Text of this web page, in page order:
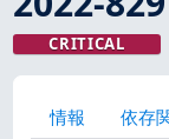
CRITICAL
情報 依存